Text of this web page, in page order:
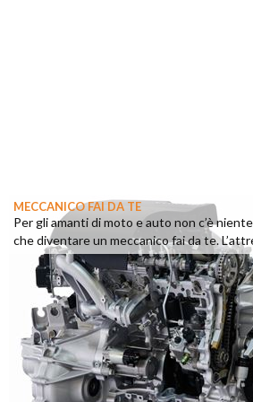
MECCANICO FAI DA TE
Per gli amanti di moto e auto non c’è
che diventare un meccanico fai da te.